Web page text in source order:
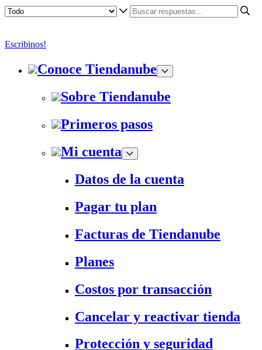
Escribinos!
Conoce Tiendanube
Sobre Tiendanube
Primeros pasos
Mi cuenta
Datos de la cuenta
Pagar tu plan
Facturas de Tiendanube
Planes
Costos por transacción
Cancelar y reactivar tienda
Protección y seguridad